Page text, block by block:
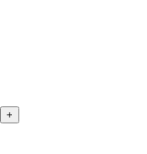
+